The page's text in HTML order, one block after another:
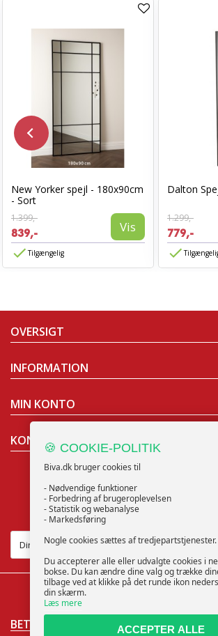
New Yorker spejl - 180x90cm
- Sort
1.399,-
839,- Vis
Tilgængelig
Dalton
1.299,-
779,-
OVERSIGT
INFORMATION
MIN KONTO
KONTAKT OS
NYHEDSBREV
BETALINGSMÅDER
🍪 COOKIE-POLITIK
Biva.dk bruger cookies til
- Nødvendige funktioner
- Forbedring af brugeroplevelsen
- Statistik og webanalyse
- Markedsføring
Nogle cookies sættes af tredjepartstjenester.
Du accepterer alle eller udvalgte cookies i
bokse. Du kan ændre dine valg og trække
tilbage ved at klikke på det runde ikon
din skærm.
Læs mere
ACCEPTER ALLE